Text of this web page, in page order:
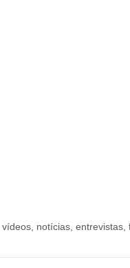
notícias, entrevistas,